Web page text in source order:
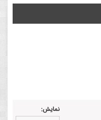
نمایش: